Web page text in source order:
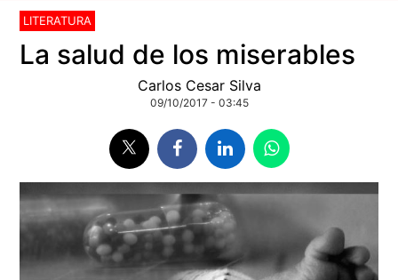
LITERATURA
La salud de los miserables
Carlos Cesar Silva
09/10/2017 - 03:45